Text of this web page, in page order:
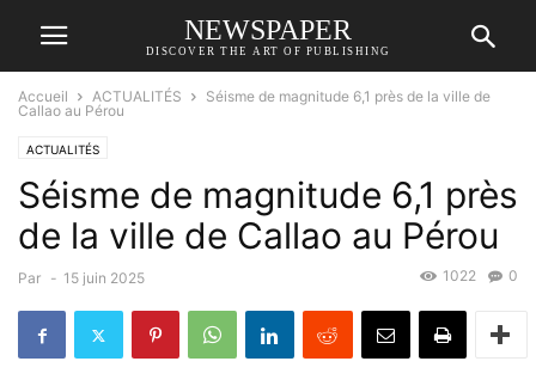
NEWSPAPER
DISCOVER THE ART OF PUBLISHING
Accueil ACTUALITÉS
Séisme de magnitude 6,1 près de la ville de
Callao au Pérou
ACTUALITÉS
Séisme de magnitude 6,1 près
de la ville de Callao au Pérou
Par - 15 juin 2025 0
1022